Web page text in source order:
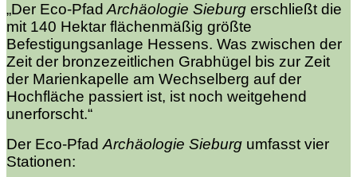
„Der Eco-Pfad Archäologie Sieburg erschließt die
mit 140 Hektar flächenmäßig größte
Befestigungsanlage Hessens. Was zwischen der
Zeit der bronzezeitlichen Grabhügel bis zur Zeit
der Marienkapelle am Wechselberg auf der
Hochfläche passiert ist, ist noch weitgehend
unerforscht.“
Der Eco-PfadArchäologie Sieburg umfasst vier
Stationen: